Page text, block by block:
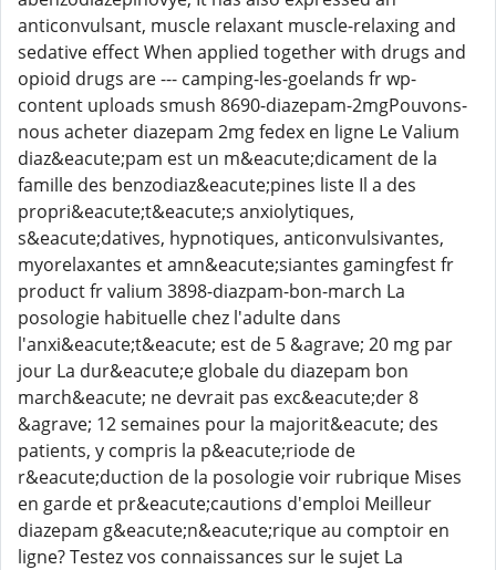
anticonvulsant, muscle relaxant muscle-relaxing and
sedative effect When applied together with drugs and
opioid drugs are --- camping-les-goelands fr wp-
content uploads smush 8690-diazepam-2mgPouvons-
nous acheter diazepam 2mg fedex en ligne Le Valium
diaz&eacute;pam est un m&eacute;dicament de la
famille des benzodiaz&eacute;pines liste Il a des
propri&eacute;t&eacute;s anxiolytiques,
s&eacute;datives, hypnotiques, anticonvulsivantes,
myorelaxantes et amn&eacute;siantes gamingfest fr
product fr valium 3898-diazpam-bon-march La
posologie habituelle chez l'adulte dans
l'anxi&eacute;t&eacute; est de 5 &agrave; 20 mg par
jour La dur&eacute;e globale du diazepam bon
march&eacute; ne devrait pas exc&eacute;der 8
&agrave; 12 semaines pour la majorit&eacute; des
patients, y compris la p&eacute;riode de
r&eacute;duction de la posologie voir rubrique Mises
en garde et pr&eacute;cautions d'emploi Meilleur
diazepam g&eacute;n&eacute;rique au comptoir en
ligne? Testez vos connaissances sur le sujet La